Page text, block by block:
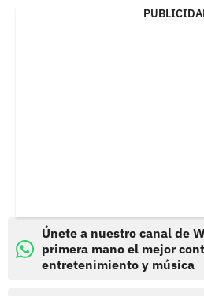
Únete a nuestro canal de
primera mano el mejor
entretenimiento y música